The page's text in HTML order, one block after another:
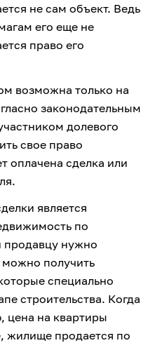
не сам объект. Ведь
его еще не
право его
возможна только на
законодательным
долевого
свое право
оплачена сделка или
является
по
продавцу нужно
можно получить
специально
строительства. Когда
цена на квартиры
жилище продается по